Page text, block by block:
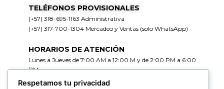
TELÉFONOS PROVISIONALES
(+57) 318-695-1163 Administrativa
(+57) 317-700-1304 Mercadeo y Ventas (solo WhatsApp)
HORARIOS DE ATENCIÓN
Lunes a Jueves de 7:00 AM a 12:00 M y de 2:00 PM a 6:00
PM
Viernes de 7:00 AM a 12:00 M y de 2:00 PM a 5:00 PM
Respetamos tu privacidad